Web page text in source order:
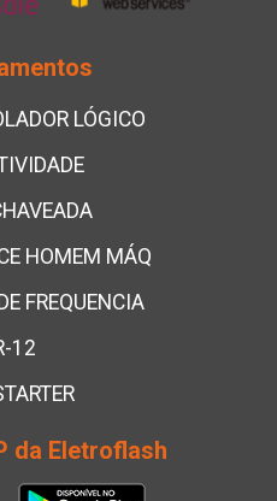
LÓGICO
HOMEM MÁQ
FREQUENCIA
12
da Eletroflash